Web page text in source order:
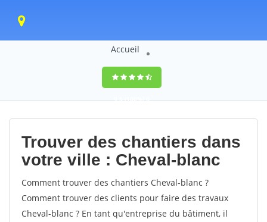
Accueil
9,5(100%)0
votes
Trouver des chantiers dans
votre ville : Cheval-blanc
Comment trouver des chantiers Cheval-blanc ?
Comment trouver des clients pour faire des travaux
Cheval-blanc ? En tant qu'entreprise du bâtiment, il